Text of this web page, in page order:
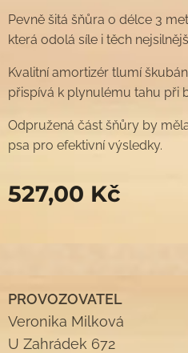
Pevně šitá šňůra o délce 3
která odolá síle i těch
Kvalitní amortizér tlumí
přispívá k plynulému tahu při
Odpružená část šňůry by
psa pro efektivní výsledky.
527,00 Kč
PROVOZOVATEL
Veronika Milková
U Zahrádek 672